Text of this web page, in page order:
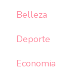
Belleza
Deporte
Economia